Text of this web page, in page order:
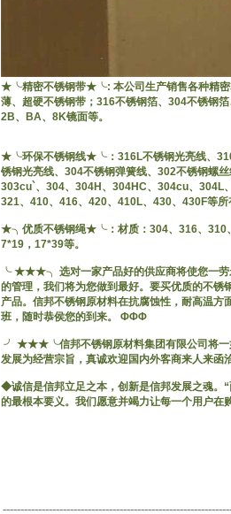
★╰精密不锈钢带★╰: 本公司生产销售各种精密
薄、超硬不锈钢带；316不锈钢箔、304不锈钢
2B、BA、8K镜面等。
★╰环保不锈钢线★╰：316L不锈钢光亮线、316
锈钢光亮线、304不锈钢弹簧线、302不锈钢螺
303cu`、304、304H、304HC、304cu、304L
321、410、416、420、410L、430、430F等所
★╮优质不锈钢绳★╰：材质：304、316、310
7*19，17*39等。
╰ ★★★╮ 选对一家产品好的供应商将使您一劳
的管理，我们将为您做到最好。要买优质的不
产品。信邦不锈钢原材料在抗腐蚀性，耐高温
班，随时恭侯您的到来。 ΦΦΦ
╯ ★★★╰信邦不锈钢原材料集团有限公司将一
发展为经营宗旨，真诚欢迎国内外客商来人来函
◆诚信是信邦立足之本，创新是信邦发展之魂。
的最根本要义。我们愿意并竭力让每一个用户在